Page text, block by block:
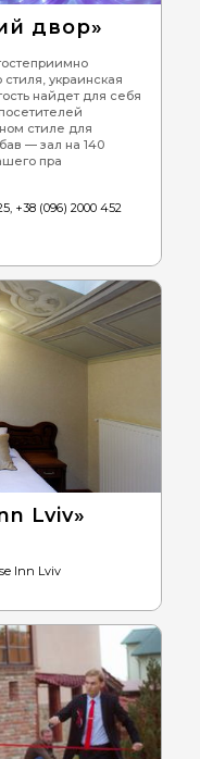
двор»
украинская
найдет для себя
стиле для
— зал на 140
пра
+38 (096) 2000 452
Lviv»
Inn Lviv